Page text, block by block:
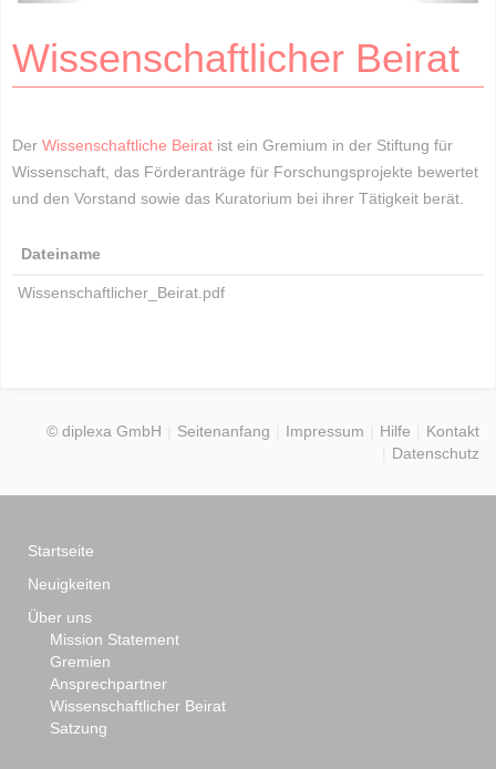
Wissenschaftlicher Beirat
Der Wissenschaftliche Beirat ist ein Gremium in der Stiftung für
Wissenschaft, das Förderanträge für Forschungsprojekte bewertet
und den Vorstand sowie das Kuratorium bei ihrer Tätigkeit berät.
Dateiname
Wissenschaftlicher_Beirat.pdf
© diplexa GmbH Seitenanfang Impressum Hilfe
Kontakt
Datenschutz
Startseite
Neuigkeiten
Über uns
Mission Statement
Gremien
Ansprechpartner
Wissenschaftlicher Beirat
Satzung